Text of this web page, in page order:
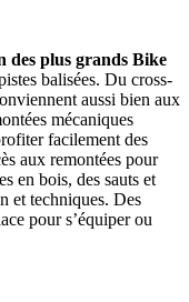
des plus grands Bike
balisées. Du cross-
aussi bien aux
mécaniques
facilement des
aux remontées pour
en bois, des sauts et
et techniques. Des
pour s’équiper ou